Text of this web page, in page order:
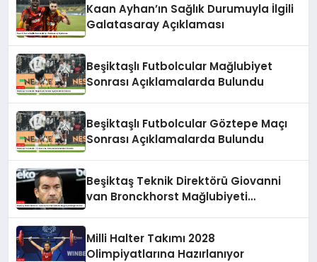
Kaan Ayhan’ın Sağlık Durumuyla İlgili
Galatasaray Açıklaması
Beşiktaşlı Futbolcular Mağlubiyet
Sonrası Açıklamalarda Bulundu
Beşiktaşlı Futbolcular Göztepe Maçı
Sonrası Açıklamalarda Bulundu
Beşiktaş Teknik Direktörü Giovanni
van Bronckhorst Mağlubiyeti
Milli Halter Takımı 2028
Olimpiyatlarına Hazırlanıyor